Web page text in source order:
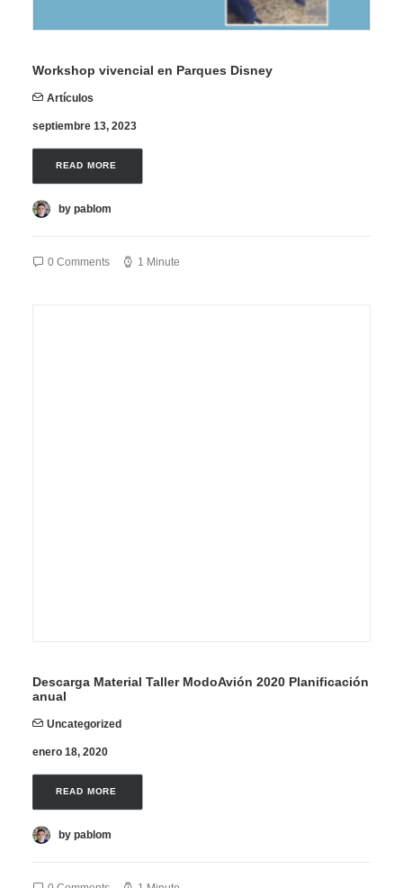
Workshop vivencial en Parques Disney
Artículos
septiembre 13, 2023
READ MORE
by pablom
0 Comments 1 Minute
Descarga Material Taller ModoAvión 2020 Planificación
anual
Uncategorized
enero 18, 2020
READ MORE
by pablom